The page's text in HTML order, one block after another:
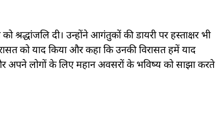
श्रद्धांजलि दी। उन्होंने आगंतुकों की डायरी पर हस्ताक्षर भी
को याद किया और कहा कि उनकी विरासत हमें याद
अपने लोगों के लिए महान अवसरों के भविष्य को साझा करते